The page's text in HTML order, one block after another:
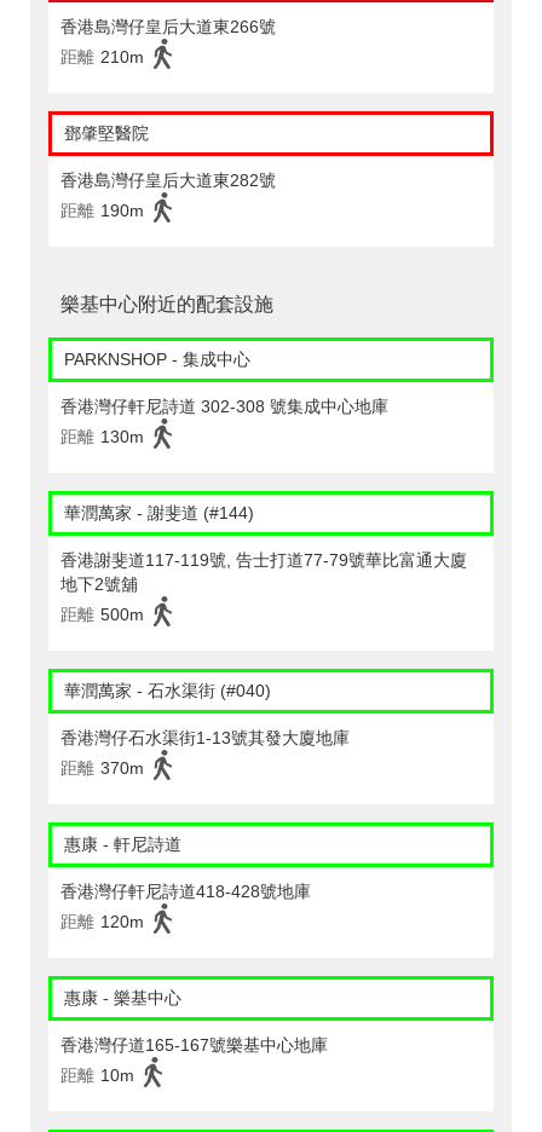
香港島灣仔皇后大道東266號
距離 210m
鄧肇堅醫院
香港島灣仔皇后大道東282號
距離 190m
樂基中心附近的配套設施
PARKNSHOP - 集成中心
香港灣仔軒尼詩道 302-308 號集成中心地庫
距離 130m
華潤萬家 - 謝斐道 (#144)
香港謝斐道117-119號, 告士打道77-79號華比富通大廈
地下2號舖
距離 500m
華潤萬家 - 石水渠街 (#040)
香港灣仔石水渠街1-13號其發大廈地庫
距離 370m
惠康 - 軒尼詩道
香港灣仔軒尼詩道418-428號地庫
距離 120m
惠康 - 樂基中心
香港灣仔道165-167號樂基中心地庫
距離 10m